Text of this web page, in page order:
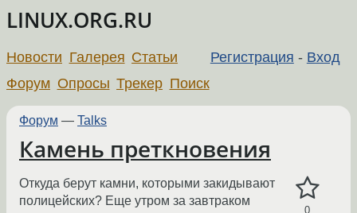
LINUX.ORG.RU
Регистрация - Вход
Новости Галерея Статьи
Форум Опросы Трекер Поиск
Форум — Talks
Камень преткновения
0
Откуда берут камни, которыми закидывают
полицейских? Еще утром за завтраком